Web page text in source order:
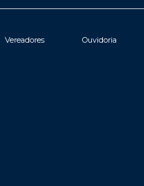
Vereadores Ouvidoria